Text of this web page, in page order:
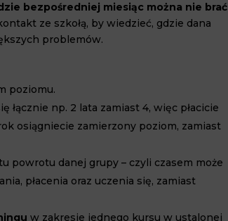
bezpośredniej miesiąc można nie brać
ze szkołą, by wiedzieć, gdzie dana
problemów.
poziomu.
łącznie np. 2 lata zamiast 4, więc płacicie
osiągniecie zamierzony poziom, zamiast
powrotu danej grupy – czyli czasem może
płacenia oraz uczenia się, zamiast
w zakresie jednego kursu w ustalonej